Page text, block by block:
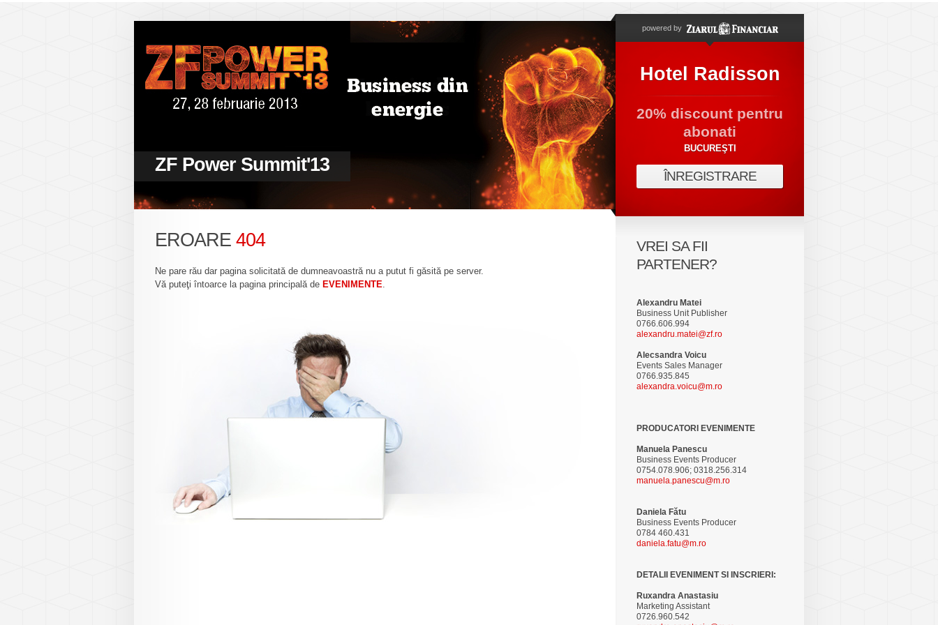
ZF Power Summit'13
powered by
Hotel Radisson
20% discount pentru
abonati
BUCUREŞTI
ÎNREGISTRARE
EROARE 404
Ne pare rău dar pagina solicitată de dumneavoastră nu a putut fi găsită pe server.
Vă puteţi întoarce la pagina principală de EVENIMENTE.
VREI SA FII
PARTENER?
Alexandru Matei
Business Unit Publisher
0766.606.994
alexandru.matei@zf.ro
Alecsandra Voicu
Events Sales Manager
0766.935.845
alexandra.voicu@m.ro
PRODUCATORI EVENIMENTE
Manuela Panescu
Business Events Producer
0754.078.906; 0318.256.314
manuela.panescu@m.ro
Daniela Fătu
Business Events Producer
0784 460.431
daniela.fatu@m.ro
DETALII EVENIMENT SI INSCRIERI:
Ruxandra Anastasiu
Marketing Assistant
0726.960.542